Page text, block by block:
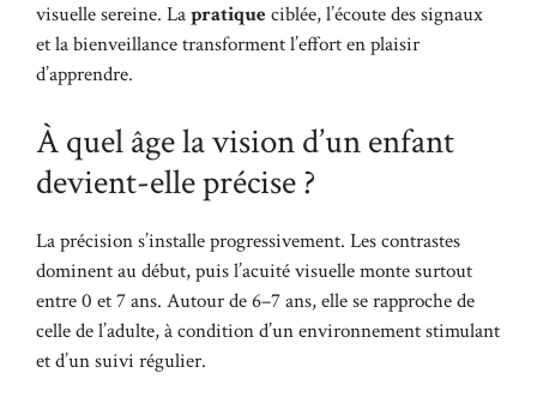
visuelle sereine. Lapratiqueciblée, l’écoute des signaux
et la bienveillance transforment l’effort en plaisir
d’apprendre.
À quel âge la vision d’un enfant
devient-elle précise ?
La précision s’installe progressivement. Les contrastes
dominent au début, puis l’acuité visuelle monte surtout
entre 0 et 7 ans. Autour de 6–7 ans, elle se rapproche de
celle de l’adulte, à condition d’un environnement stimulant
et d’un suivi régulier.